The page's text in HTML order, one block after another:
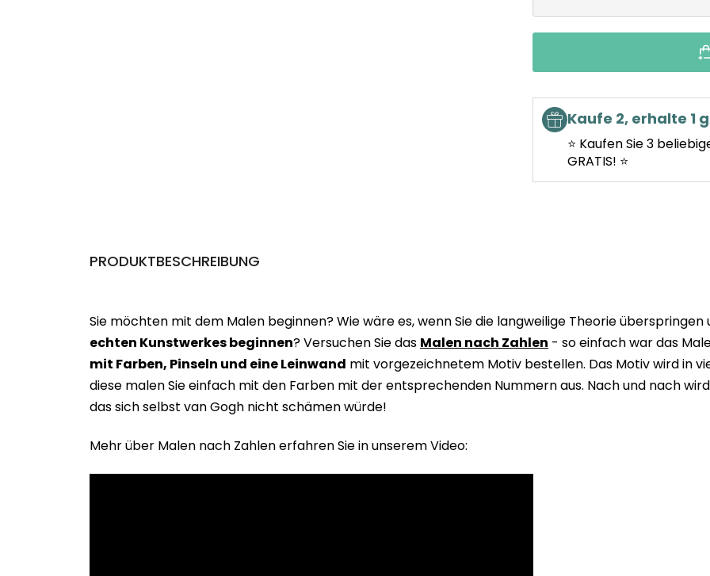
Kaufe 2, erhalte 1
⭐ Kaufen Sie 3
GRATIS! ⭐
PRODUKTBESCHREIBUNG
Sie möchten mit dem Malen beginnen? Wie wäre es, wenn Sie die langweilige Theorie überspringen
echten Kunstwerkes beginnen? Versuchen Sie das Malen nach Zahlen - so einfach war das
mit Farben, Pinseln und eine Leinwand mit vorgezeichnetem Motiv bestellen. Das Motiv wird in
diese malen Sie einfach mit den Farben mit der entsprechenden Nummern aus. Nach und nach
das sich selbst van Gogh nicht schämen würde!
Mehr über Malen nach Zahlen erfahren Sie in unserem Video: